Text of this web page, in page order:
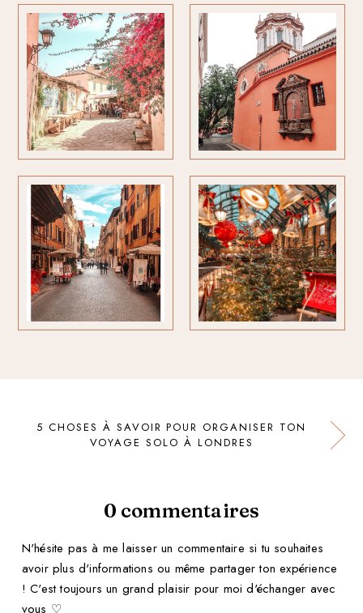
5 CHOSES À SAVOIR POUR ORGANISER TON
VOYAGE SOLO À LONDRES
0 commentaires
N'hésite pas à me laisser un commentaire si tu souhaites
avoir plus d'informations ou même partager ton expérience
! C'est toujours un grand plaisir pour moi d'échanger avec
vous ♡